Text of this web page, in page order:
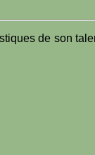
de son